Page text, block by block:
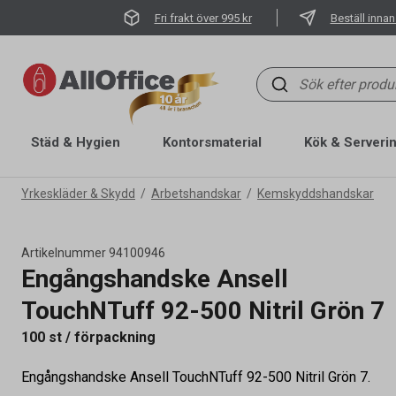
Fri frakt över 995 kr Beställ
Städ & Hygien Kontorsmaterial Kök &
Yrkeskläder & Skydd Arbetshandskar Kemskyddshandskar
Artikelnummer94100946
Engångshandske Ansell
TouchNTuff 92-500 Nitril Grön 7
100 st / förpackning
Engångshandske Ansell TouchNTuff 92-500 Nitril Grön 7.